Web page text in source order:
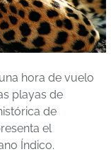
hora de vuelo
playas de
de
el
Índico.